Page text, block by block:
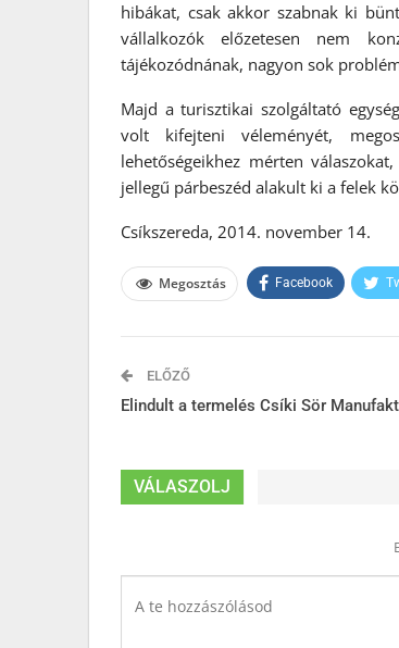
hibákat, csak akkor szabnak ki
vállalkozók előzetesen nem
tájékozódnának, nagyon sok
Majd a turisztikai szolgáltató
volt kifejteni véleményét,
lehetőségeikhez mérten
jellegű párbeszéd alakult ki a felek
Csíkszereda, 2014. november 14.
Megosztás Facebook
ELŐZŐ
Elindult a termelés Csíki Sör
VÁLASZOLJ